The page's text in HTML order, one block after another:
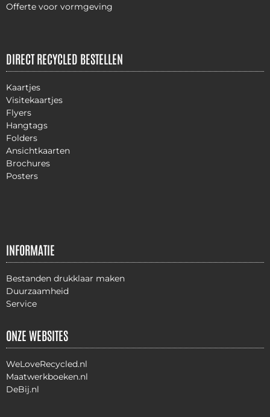
Offerte voor vormgeving
DIRECT RECYCLED BESTELLEN
Kaartjes
Visitekaartjes
Flyers
Hangtags
Folders
Ansichtkaarten
Brochures
Posters
INFORMATIE
Bestanden drukklaar maken
Duurzaamheid
Service
ONZE WEBSITES
WeLoveRecycled.nl
Maatwerkboeken.nl
DeBij.nl